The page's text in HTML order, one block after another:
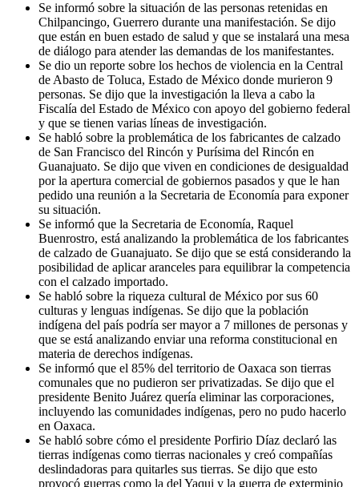
Se informó sobre la situación de las personas retenidas en
Chilpancingo, Guerrero durante una manifestación. Se dijo
que están en buen estado de salud y que se instalará una mesa
de diálogo para atender las demandas de los manifestantes.
Se dio un reporte sobre los hechos de violencia en la Central
de Abasto de Toluca, Estado de México donde murieron 9
personas. Se dijo que la investigación la lleva a cabo la
Fiscalía del Estado de México con apoyo del gobierno federal
y que se tienen varias líneas de investigación.
Se habló sobre la problemática de los fabricantes de calzado
de San Francisco del Rincón y Purísima del Rincón en
Guanajuato. Se dijo que viven en condiciones de desigualdad
por la apertura comercial de gobiernos pasados y que le han
pedido una reunión a la Secretaria de Economía para exponer
su situación.
Se informó que la Secretaria de Economía, Raquel
Buenrostro, está analizando la problemática de los fabricantes
de calzado de Guanajuato. Se dijo que se está considerando la
posibilidad de aplicar aranceles para equilibrar la competencia
con el calzado importado.
Se habló sobre la riqueza cultural de México por sus 60
culturas y lenguas indígenas. Se dijo que la población
indígena del país podría ser mayor a 7 millones de personas y
que se está analizando enviar una reforma constitucional en
materia de derechos indígenas.
Se informó que el 85% del territorio de Oaxaca son tierras
comunales que no pudieron ser privatizadas. Se dijo que el
presidente Benito Juárez quería eliminar las corporaciones,
incluyendo las comunidades indígenas, pero no pudo hacerlo
en Oaxaca.
Se habló sobre cómo el presidente Porfirio Díaz declaró las
tierras indígenas como tierras nacionales y creó compañías
deslindadoras para quitarles sus tierras. Se dijo que esto
provocó guerras como la del Yaqui y la guerra de exterminio